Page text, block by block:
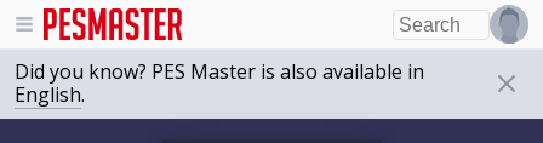
Did you know? PES Master is also available in
English.